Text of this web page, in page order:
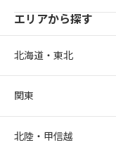
エリアから探す
北海道・東北
関東
北陸・甲信越